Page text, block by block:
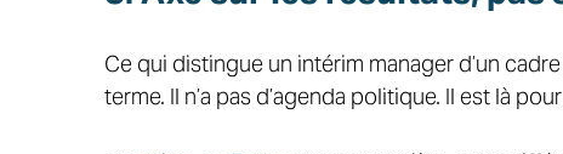
Ce qui distingue un intérim manager d’un cadre
terme. Il n’a pas d’agenda politique. Il est là